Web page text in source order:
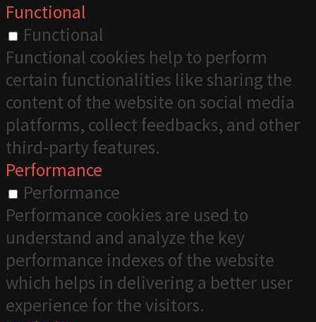
Functional
Functional
Functional cookies help to perform
certain functionalities like sharing the
content of the website on social media
platforms, collect feedbacks, and other
third-party features.
Performance
Performance
Performance cookies are used to
understand and analyze the key
performance indexes of the website
which helps in delivering a better user
experience for the visitors.